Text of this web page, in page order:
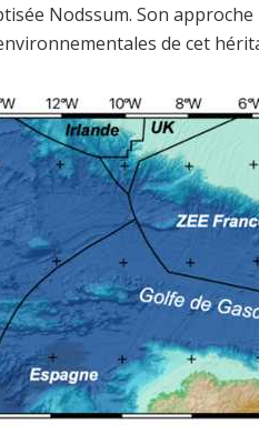
Nodssum. Son
de cet